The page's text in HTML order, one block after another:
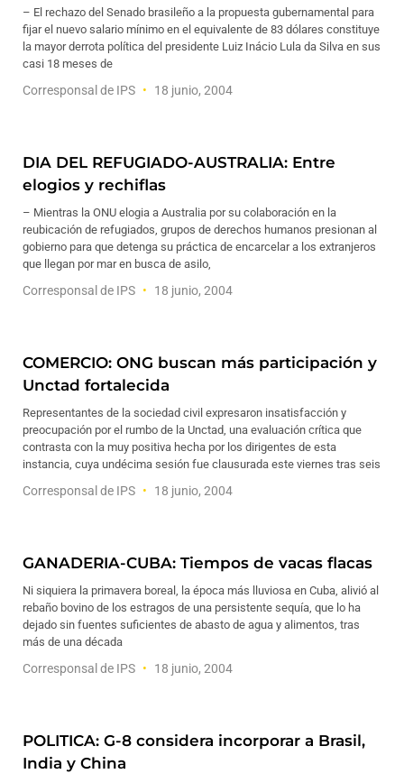
– El rechazo del Senado brasileño a la propuesta gubernamental para
fijar el nuevo salario mínimo en el equivalente de 83 dólares constituye
la mayor derrota política del presidente Luiz Inácio Lula da Silva en sus
casi 18 meses de
Corresponsal de IPS 18 junio, 2004
DIA DEL REFUGIADO-AUSTRALIA: Entre
elogios y rechiflas
– Mientras la ONU elogia a Australia por su colaboración en la
reubicación de refugiados, grupos de derechos humanos presionan al
gobierno para que detenga su práctica de encarcelar a los extranjeros
que llegan por mar en busca de asilo,
Corresponsal de IPS 18 junio, 2004
COMERCIO: ONG buscan más participación y
Unctad fortalecida
Representantes de la sociedad civil expresaron insatisfacción y
preocupación por el rumbo de la Unctad, una evaluación crítica que
contrasta con la muy positiva hecha por los dirigentes de esta
instancia, cuya undécima sesión fue clausurada este viernes tras seis
Corresponsal de IPS 18 junio, 2004
GANADERIA-CUBA: Tiempos de vacas flacas
Ni siquiera la primavera boreal, la época más lluviosa en Cuba, alivió al
rebaño bovino de los estragos de una persistente sequía, que lo ha
dejado sin fuentes suficientes de abasto de agua y alimentos, tras
más de una década
Corresponsal de IPS 18 junio, 2004
POLITICA: G-8 considera incorporar a Brasil,
India y China